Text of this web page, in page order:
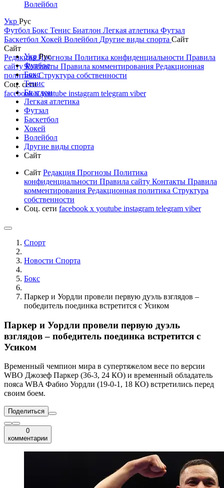
Волейбол
Укр Рус
Футбол Бокс Тенис Биатлон Легкая атлетика Футзал
Баскетбол Хокей Волейбол Другие виды спорта Сайт
Сайт
РедакцияПрогнозы Политика конфиденциальности Правила
сайтуКонтакты Правила комментирования Редакционная
политикаСтруктура собственности
Соц. сети
facebookxyoutube instagram telegram viber
УкрРус
Футбол
Бокс
Тенис
Биатлон
Легкая атлетика
Футзал
Баскетбол
Хокей
Волейбол
Другие виды спорта
Сайт
Сайт Редакция Прогнозы Политика
конфиденциальности Правила сайту Контакты Правила
комментирования Редакционная политика Структура
собственности
Соц. сети facebook x youtube instagram telegram viber
Спорт
Новости Cпорта
Бокс
Паркер и Уордли провели первую дуэль взглядов –
победитель поединка встретится с Усиком
Паркер и Уордли провели первую дуэль
взглядов – победитель поединка встретится с
Усиком
Временный чемпион мира в супертяжелом весе по версии
WBO Джозеф Паркер (36-3, 24 КО) и временный обладатель
пояса WBA Фабио Уордли (19-0-1, 18 КО) встретились перед
своим боем.
Поделиться
0
комментарии